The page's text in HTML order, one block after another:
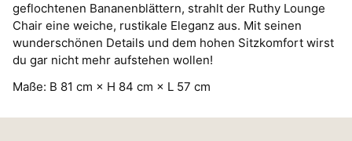
geflochtenen Bananenblättern, strahlt der Ruthy Lounge
Chair eine weiche, rustikale Eleganz aus. Mit seinen
wunderschönen Details und dem hohen Sitzkomfort wirst
du gar nicht mehr aufstehen wollen!
Maße: B 81 cm × H 84 cm × L 57 cm